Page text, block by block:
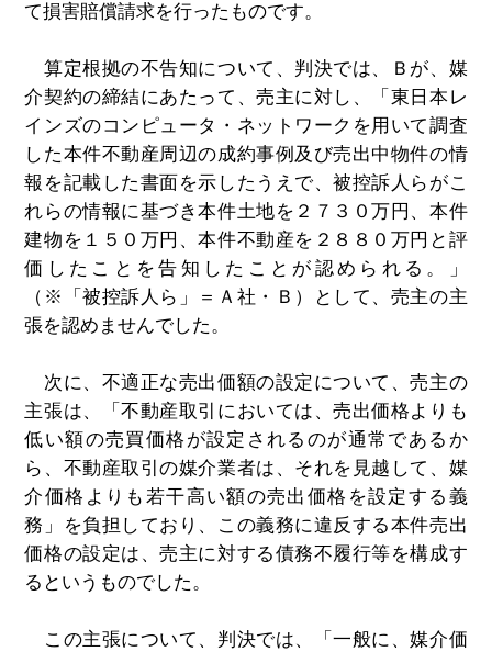
て損害賠償請求を行ったものです。
算定根拠の不告知について、判決では、Ｂが、媒
介契約の締結にあたって、売主に対し、「東日本レ
インズのコンピュータ・ネットワークを用いて調査
した本件不動産周辺の成約事例及び売出中物件の情
報を記載した書面を示したうえで、被控訴人らがこ
れらの情報に基づき本件土地を２７３０万円、本件
建物を１５０万円、本件不動産を２８８０万円と評
価したことを告知したことが認められる。」
（※「被控訴人ら」＝Ａ社・Ｂ）として、売主の主
張を認めませんでした。
次に、不適正な売出価額の設定について、売主の
主張は、「不動産取引においては、売出価格よりも
低い額の売買価格が設定されるのが通常であるか
ら、不動産取引の媒介業者は、それを見越して、媒
介価格よりも若干高い額の売出価格を設定する義
務」を負担しており、この義務に違反する本件売出
価格の設定は、売主に対する債務不履行等を構成す
るというものでした。
この主張について、判決では、「一般に、媒介価